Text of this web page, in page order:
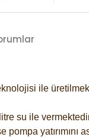
ile
su ile
yatırımını